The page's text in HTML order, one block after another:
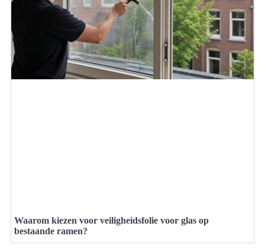
Waarom kiezen voor veiligheidsfolie voor glas op
bestaande ramen?